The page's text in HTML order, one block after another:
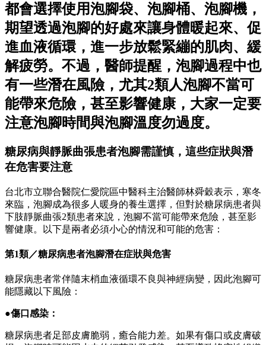
都會選擇使用泡腳袋、泡腳桶、泡腳機，
期望透過泡腳的好處來讓身體暖起來、促
進血液循環，進一步放鬆緊繃的肌肉、緩
解疲勞。不過，醫師提醒，泡腳過程中也
有一些潛在風險，尤其2類人泡腳不當可
能帶來危險，甚至影響健康，大家一定要
注意泡腳時間與泡腳溫度勿過度。
糖尿病與靜脈曲張患者泡腳需謹慎，這些症狀與潛
在危害要注意
台北市立聯合醫院仁愛院區中醫科主治醫師林舜穀表示，寒冬
來臨，泡腳成為很多人暖身的養生選擇，但對於糖尿病患者與
下肢靜脈曲張2類患者來說，泡腳不當可能帶來危險，甚至影
響健康。以下是兩者必須小心的情況和可能的危害：
第1類／糖尿病患者泡腳潛在症狀與危害
糖尿病患者常伴隨末梢血液循環不良與神經病變，因此泡腳可
能隱藏以下風險：
●傷口感染：
糖尿病患者足部皮膚脆弱，癒合能力差。如果有傷口或皮膚破